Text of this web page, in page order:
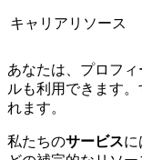
キャリアリソース
あなたは、プロフ
ルも利用できます
れます。
私たちのサービスに